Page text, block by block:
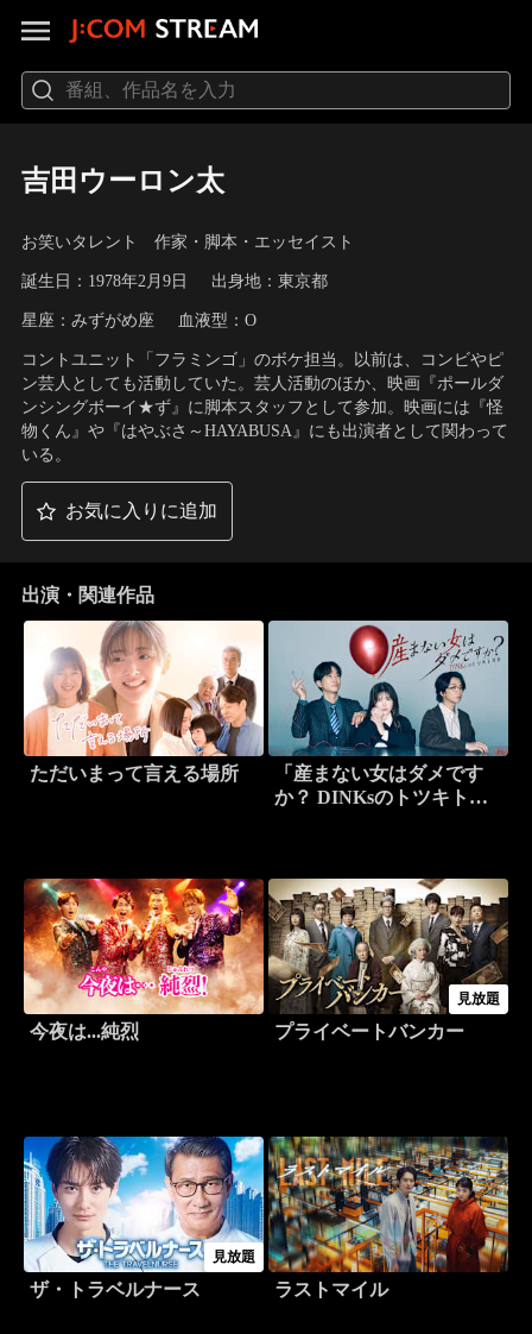
吉田ウーロン太
お笑いタレント 作家・脚本・エッセイスト
誕生日：1978年2月9日 出身地：東京都
星座：みずがめ座 血液型：O
コントユニット「フラミンゴ」のボケ担当。以前は、コンビやピ
ン芸人としても活動していた。芸人活動のほか、映画『ポールダ
ンシングボーイ★ず』に脚本スタッフとして参加。映画には『怪
物くん』や『はやぶさ～HAYABUSA』にも出演者として関わって
いる。
お気に入りに追加
出演・関連作品
ただいまって言える場所
「産まない女はダメです
か？ DINKsのトツキトオ
今夜は...純烈
見放題
プライベートバンカー
見放題
ザ・トラベルナース ラストマイル